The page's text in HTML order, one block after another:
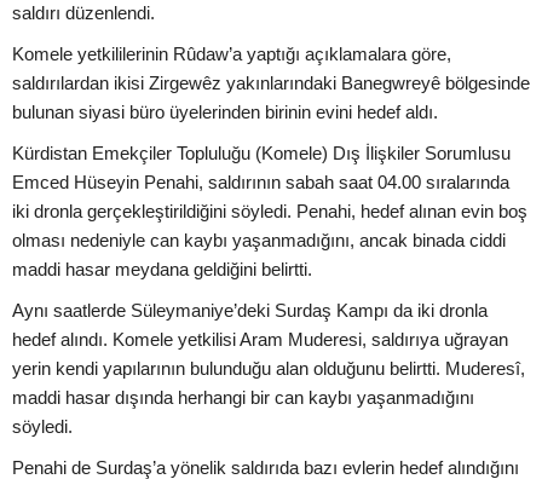
saldırı düzenlendi.
Komele yetkililerinin Rûdaw’a yaptığı açıklamalara göre,
saldırılardan ikisi Zirgewêz yakınlarındaki Banegwreyê bölgesinde
bulunan siyasi büro üyelerinden birinin evini hedef aldı.
Kürdistan Emekçiler Topluluğu (Komele) Dış İlişkiler Sorumlusu
Emced Hüseyin Penahi, saldırının sabah saat 04.00 sıralarında
iki dronla gerçekleştirildiğini söyledi. Penahi, hedef alınan evin boş
olması nedeniyle can kaybı yaşanmadığını, ancak binada ciddi
maddi hasar meydana geldiğini belirtti.
Aynı saatlerde Süleymaniye’deki Surdaş Kampı da iki dronla
hedef alındı. Komele yetkilisi Aram Muderesi, saldırıya uğrayan
yerin kendi yapılarının bulunduğu alan olduğunu belirtti. Muderesî,
maddi hasar dışında herhangi bir can kaybı yaşanmadığını
söyledi.
Penahi de Surdaş’a yönelik saldırıda bazı evlerin hedef alındığını